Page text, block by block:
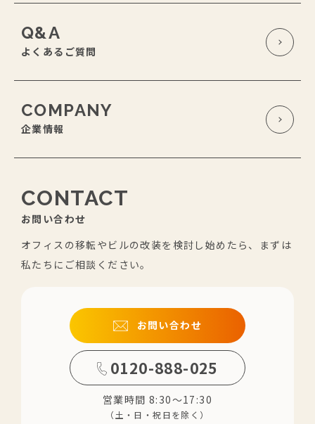
Q&A
よくあるご質問
COMPANY
企業情報
CONTACT
お問い合わせ
オフィスの移転やビルの改装を検討し始めたら、まずは
私たちにご相談ください。
お問い合わせ
0120-888-025
営業時間 8:30～17:30
（土・日・祝日を除く）